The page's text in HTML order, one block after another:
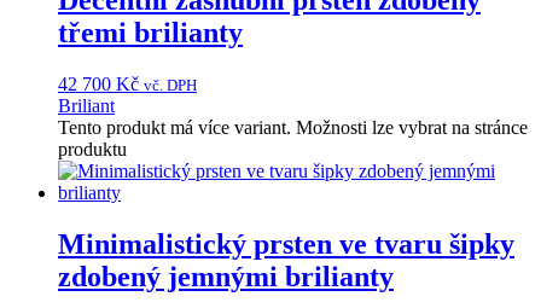
třemi brilianty
42 700 Kč vč. DPH
Briliant
Tento produkt má více variant. Možnosti lze vybrat na stránce
produktu
Minimalistický prsten ve tvaru šipky
zdobený jemnými brilianty